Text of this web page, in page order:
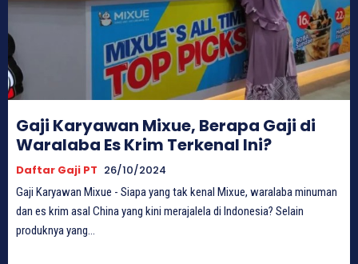
Gaji Karyawan Mixue, Berapa Gaji di
Waralaba Es Krim Terkenal Ini?
Daftar Gaji PT 26/10/2024
Gaji Karyawan Mixue - Siapa yang tak kenal Mixue, waralaba minuman
dan es krim asal China yang kini merajalela di Indonesia? Selain
produknya yang...